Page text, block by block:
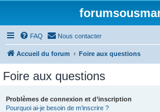
FAQ Nous contacter
Accueil du forum Foire aux questions
Foire aux questions
Problèmes de connexion et d’inscription
Pourquoi ai-je besoin de m’inscrire ?